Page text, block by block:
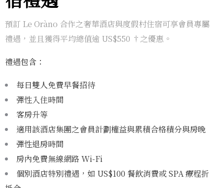
預訂 Le Oràno 合作之奢華酒店與度假村住宿可享會員專屬
禮遇，並且獲得平均總值逾 US$550 †之優惠。
禮遇包含：
每日雙人免費早餐招待
彈性入住時間
客房升等
適用該酒店集團之會員計劃權益與累積合格積分與房晚
彈性退房時間
房內免費無線網路 Wi-Fi
個別酒店特別禮遇，如 US$100 餐飲消費或 SPA 療程折